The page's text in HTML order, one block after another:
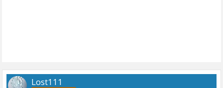
Lost111